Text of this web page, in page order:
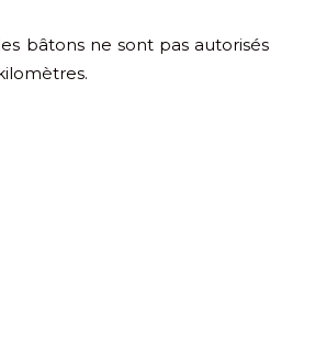
bâtons ne sont pas autorisés